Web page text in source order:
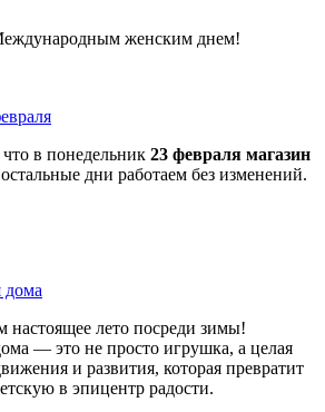
женским днем!
в понедельник 23 февраля магазин
дни работаем без изменений.
дома
настоящее лето посреди зимы!
— это не просто игрушка, а целая
и развития, которая превратит
в эпицентр радости.